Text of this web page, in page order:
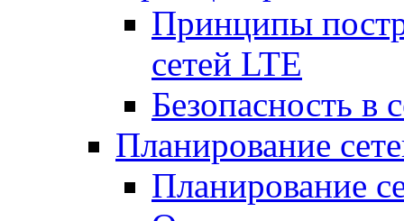
Принципы
сетей LTE
Безопасность в
Планирование
Планирование